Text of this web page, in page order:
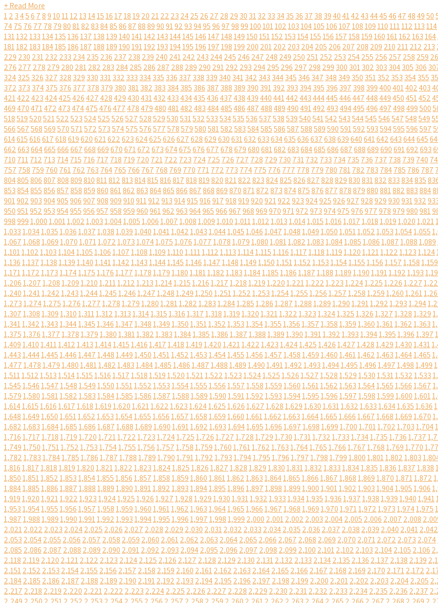
+ Read More
12 3456 78910111213141516171819 20 2122 23 2425 26 27 28 29 30 3132 33 3435 36 37 38 394041424344454647484950
7475 76 77 78 798081828384858687888990919293949596979899100101102103104105106107108109110111112113114
131132133134135136137138139140141142143144145146147148149150151152153154155156157158159160161162163164
181182183184185186187188189190191192193194195196197198199 200 201202 203 204205 206 207 208 209 210 211212 213
229 230 231232 233 234235 236 237 238 239 240 241242 243 244245 246 247 248 249 250 251252 253 254255 256 257 258 259
276 277 278 279 280 281282 283 284285 286 287 288 289 290 291292 293 294295 296 297 298 299 300 301302 303 304305 306
324325 326 327 328 329 330 331332 333 334335 336 337 338 339 340 341342 343 344345 346 347 348 349 350 351352 353 354355
372 373 374375 376 377 378 379 380 381382 383 384385 386 387 388 389 390 391392 393 394395 396 397 398 399400401402403
421422423424425426427428429430431432433434435436437438439440441442443444445446447448449450451452
469470471472473474475476477478479480481482483484485486487488489490491492493494495496497498499500
518519520521522523524525526527528529530531532533534535536537538539540541542543544545546547548549
566567568569570571572573574575576577578579580581582583584585586587588589590591592593594595596597
614615616617618619620621622623624625626627628629630631632633634635636637638639640641642643644645
662663664665666667668669670671672673674675676677678679680681682683684685686687688689690691692693
710 711712 713 714715 716 717 718 719 720 721722 723 724725 726 727 728 729 730 731732 733 734735 736 737 738 739 740
757 758 759 760 761762 763 764765 766 767 768 769 770 771772 773 774775 776 777 778 779 780 781782 783 784785 786 787
804805806807808809810811812813814815816817818819820821822823824825826827828829830831832833834835
853854855856857858859860861862863864865866867868869870871872873874875876877878879880881882883884
901902903904905906907908909910911912913914915916917918919920921922923924925926927928929930931932
950951952953954955956957958959960961962963964965966967968969970971972973974975976977978979980981
9989991,0001,0011,0021,0031,0041,0051,0061,0071,0081,0091,0101,0111,0121,0131,0141,0151,0161,0171,0181,0191,0201,021
1,0331,0341,0351,0361,0371,0381,0391,0401,0411,0421,0431,0441,0451,0461,0471,0481,0491,0501,0511,0521,0531,0541,055
1,0671,0681,0691,0701,0711,0721,0731,0741,0751,0761,0771,0781,0791,0801,0811,0821,0831,0841,0851,0861,0871,0881,089
1,1011,1021,1031,1041,1051,1061,1071,1081,1091,1101,1111,1121,1131,1141,1151,1161,1171,1181,1191,1201,1211,1221,1231,124
1,1361,1371,1381,1391,1401,1411,1421,1431,1441,1451,1461,1471,1481,1491,1501,1511,1521,1531,1541,1551,1561,1571,1581,159
1,1711,1721,1731,1741,1751,1761,1771,1781,1791,1801,1811,1821,1831,1841,1851,1861,1871,1881,1891,1901,1911,1921,193
1,2061,2071,2081,2091,2101,2111,2121,2131,2141,2151,2161,2171,2181,2191,2201,2211,2221,2231,2241,2251,2261,227
1,2401,2411,2421,2431,2441,2451,2461,2471,2481,2491,2501,2511,2521,2531,2541,2551,2561,2571,2581,2591,2601,261
1,2731,2741,2751,2761,2771,2781,2791,2801,2811,2821,2831,2841,2851,2861,2871,2881,2891,2901,2911,2921,2931,294
1,3071,3081,3091,3101,3111,3121,3131,3141,3151,3161,3171,3181,3191,3201,3211,3221,3231,3241,3251,3261,3271,3281,329
1,3411,3421,3431,3441,3451,3461,3471,3481,3491,3501,3511,3521,3531,3541,3551,3561,3571,3581,3591,3601,3611,3621,363
1,3751,3761,3771,3781,3791,3801,3811,3821,3831,3841,3851,3861,3871,3881,3891,3901,3911,3921,3931,3941,3951,3961,397
1,4091,4101,4111,4121,4131,4141,4151,4161,4171,4181,4191,4201,4211,4221,4231,4241,4251,4261,4271,4281,4291,4301,431
1,4431,4441,4451,4461,4471,4481,4491,4501,4511,4521,4531,4541,4551,4561,4571,4581,4591,4601,4611,4621,4631,4641,465
1,4771,4781,4791,4801,4811,4821,4831,4841,4851,4861,4871,4881,4891,4901,4911,4921,4931,4941,4951,4961,4971,4981,499
1,5111,5121,5131,5141,5151,5161,5171,5181,5191,5201,5211,5221,5231,5241,5251,5261,5271,5281,5291,5301,5311,5321,533
1,5451,5461,5471,5481,5491,5501,5511,5521,5531,5541,5551,5561,5571,5581,5591,5601,5611,5621,5631,5641,5651,5661,567
1,5791,5801,5811,5821,5831,5841,5851,5861,5871,5881,5891,5901,5911,5921,5931,5941,5951,5961,5971,5981,5991,6001,601
1,6141,6151,6161,6171,6181,6191,6201,6211,6221,6231,6241,6251,6261,6271,6281,6291,6301,6311,6321,6331,6341,6351,636
1,6481,6491,6501,6511,6521,6531,6541,6551,6561,6571,6581,6591,6601,6611,6621,6631,6641,6651,6661,6671,6681,6691,670
1,6821,6831,6841,6851,6861,6871,6881,6891,6901,6911,6921,6931,6941,6951,6961,6971,6981,6991,7001,7011,7021,7031,704
1,7161,7171,7181,7191,7201,7211,7221,7231,7241,7251,7261,7271,7281,7291,7301,7311,7321,7331,7341,7351,7361,737
1,7491,7501,7511,7521,7531,7541,7551,7561,7571,7581,7591,7601,7611,7621,7631,7641,7651,7661,7671,7681,7691,770
1,7821,7831,7841,7851,7861,7871,7881,7891,7901,7911,7921,7931,7941,7951,7961,7971,7981,7991,8001,8011,8021,803
1,8161,8171,8181,8191,8201,8211,8221,8231,8241,8251,8261,8271,8281,8291,8301,8311,8321,8331,8341,8351,8361,8371,838
1,8501,8511,8521,8531,8541,8551,8561,8571,8581,8591,8601,8611,8621,8631,8641,8651,8661,8671,8681,8691,8701,8711,872
1,8841,8851,8861,8871,8881,8891,8901,8911,8921,8931,8941,8951,8961,8971,8981,8991,9001,9011,9021,9031,9041,9051,906
1,9191,9201,9211,9221,9231,9241,9251,9261,9271,9281,9291,9301,9311,9321,9331,9341,9351,9361,9371,9381,9391,9401,941
1,9531,9541,9551,9561,9571,9581,9591,9601,9611,9621,9631,9641,9651,9661,9671,9681,9691,9701,9711,9721,9731,9741,975
1,9871,9881,9891,9901,9911,9921,9931,9941,9951,9961,9971,9981,999 2,000 2,0012,002 2,003 2,0042,005 2,006 2,007 2,008
2,0212,022 2,023 2,0242,025 2,026 2,027 2,028 2,029 2,030 2,0312,032 2,033 2,0342,035 2,036 2,037 2,038 2,039 2,040 2,0412,042
2,053 2,0542,055 2,056 2,057 2,058 2,059 2,060 2,0612,062 2,063 2,0642,065 2,066 2,067 2,068 2,069 2,070 2,0712,072 2,073 2,074
2,085 2,086 2,087 2,088 2,089 2,090 2,0912,092 2,093 2,0942,095 2,096 2,097 2,098 2,099 2,100 2,1012,102 2,103 2,1042,105 2,106
2,118 2,119 2,120 2,1212,122 2,123 2,1242,125 2,126 2,127 2,128 2,129 2,130 2,1312,132 2,133 2,1342,135 2,136 2,137 2,138 2,139
2,1512,152 2,153 2,1542,155 2,156 2,157 2,158 2,159 2,160 2,1612,162 2,163 2,1642,165 2,166 2,167 2,168 2,169 2,170 2,1712,172
2,1842,185 2,186 2,187 2,188 2,189 2,190 2,1912,192 2,193 2,1942,195 2,196 2,197 2,198 2,199 2,200 2,2012,202 2,203 2,2042,205
2,217 2,218 2,219 2,220 2,2212,222 2,223 2,2242,225 2,226 2,227 2,228 2,229 2,230 2,2312,232 2,233 2,2342,235 2,236 2,237